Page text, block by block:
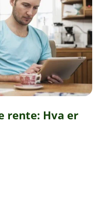
rente: Hva er